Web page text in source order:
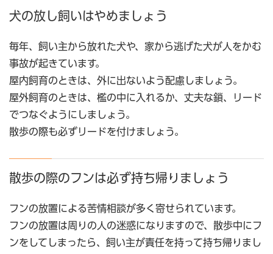
犬の放し飼いはやめましょう
毎年、飼い主から放れた犬や、家から逃げた犬が人をかむ
事故が起きています。
屋内飼育のときは、外に出ないよう配慮しましょう。
屋外飼育のときは、檻の中に入れるか、丈夫な鎖、リード
でつなぐようにしましょう。
散歩の際も必ずリードを付けましょう。
散歩の際のフンは必ず持ち帰りましょう
フンの放置による苦情相談が多く寄せられています。
フンの放置は周りの人の迷惑になりますので、散歩中にフ
ンをしてしまったら、飼い主が責任を持って持ち帰りまし